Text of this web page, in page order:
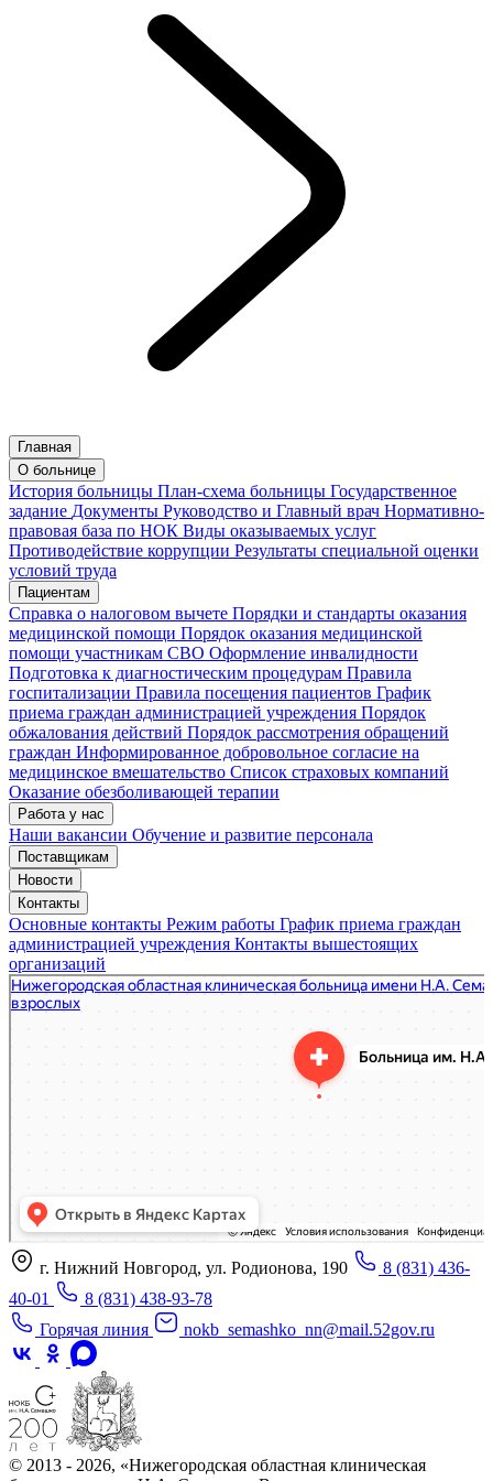
Главная
О больнице
История больницы План-схема больницы Государственное
задание Документы Руководство и Главный врач Нормативно-
правовая база по НОК Виды оказываемых услуг
Противодействие коррупции Результаты специальной оценки
условий труда
Пациентам
Справка о налоговом вычете Порядки и стандарты оказания
медицинской помощи Порядок оказания медицинской
помощи участникам СВО Оформление инвалидности
Подготовка к диагностическим процедурам Правила
госпитализации Правила посещения пациентов График
приема граждан администрацией учреждения Порядок
обжалования действий Порядок рассмотрения обращений
граждан Информированное добровольное согласие на
медицинское вмешательство Список страховых компаний
Оказание обезболивающей терапии
Работа у нас
Наши вакансии Обучение и развитие персонала
Поставщикам
Новости
Контакты
Основные контакты Режим работы График приема граждан
администрацией учреждения Контакты вышестоящих
организаций
«Нижегородская областная клиническая больница имени Н.А. Семашко»
Отделение больницы, госпиталя в Нижнем Новгороде
Больница для взрослых в Нижнем Новгороде
г. Нижний Новгород, ул. Родионова, 190
8 (831) 436-
40-01
8 (831) 438-93-78
Горячая линия
nokb_semashko_nn@mail.52gov.ru
© 2013 - 2026, «Нижегородская областная клиническая